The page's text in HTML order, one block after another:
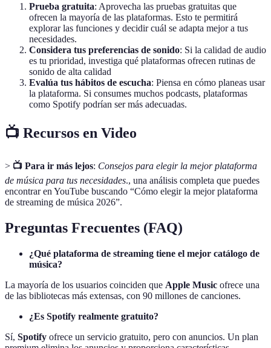
Prueba gratuita: Aprovecha las pruebas gratuitas que
ofrecen la mayoría de las plataformas. Esto te permitirá
explorar las funciones y decidir cuál se adapta mejor a tus
necesidades.
Considera tus preferencias de sonido: Si la calidad de audio
es tu prioridad, investiga qué plataformas ofrecen rutinas de
sonido de alta calidad
Evalúa tus hábitos de escucha: Piensa en cómo planeas usar
la plataforma. Si consumes muchos podcasts, plataformas
como Spotify podrían ser más adecuadas.
📺 Recursos en Video
> 📺 Para ir más lejos: Consejos para elegir la mejor plataforma
de música para tus necesidades., una análisis completa que puedes
encontrar en YouTube buscando “Cómo elegir la mejor plataforma
de streaming de música 2026”.
Preguntas Frecuentes (FAQ)
¿Qué plataforma de streaming tiene el mejor catálogo de
música?
La mayoría de los usuarios coinciden que Apple Music ofrece una
de las bibliotecas más extensas, con 90 millones de canciones.
¿Es Spotify realmente gratuito?
Sí, Spotify ofrece un servicio gratuito, pero con anuncios. Un plan